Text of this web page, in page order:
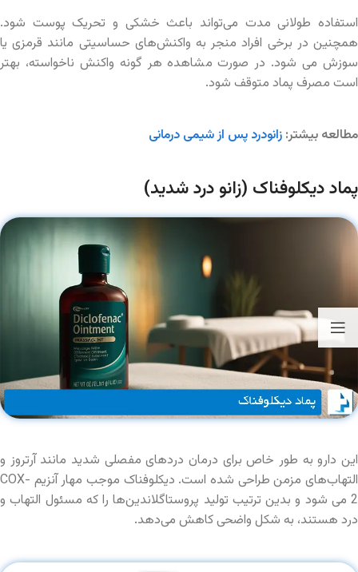
استفاده طولانی مدت می‌تواند باعث خشکی و تحریک پوست شود.
همچنین در برخی افراد منجر به واکنش‌های حساسیتی مانند قرمزی یا
سوزش می شود. در صورت مشاهده هر گونه واکنش ناخواسته، بهتر
است مصرف پماد متوقف شود.
مطالعه بیشتر: زانودرد پس از شیمی درمانی
پماد دیکلوفناک (زانو درد شدید)
این دارو به طور خاص برای درمان دردهای مفصلی شدید مانند آرتروز و
التهاب‌های مزمن طراحی شده است. دیکلوفناک موجب مهار آنزیم COX-
2 می شود و بدین ترتیب تولید پروستاگلاندین‌ها را که مسئول التهاب و
درد هستند، به شکل واضحی کاهش می‌دهد.